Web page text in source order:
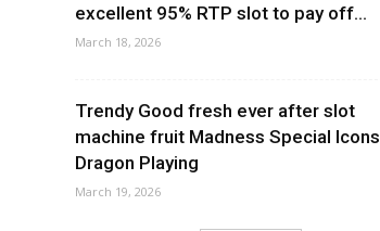
excellent 95% RTP slot to pay off...
March 18, 2026
Trendy Good fresh ever after slot
machine fruit Madness Special Icons
Dragon Playing
March 19, 2026